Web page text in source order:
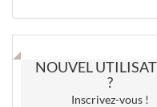
NOUVEL
?
Inscrivez-vous !